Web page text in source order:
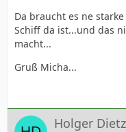
Da braucht es ne
Schiff da ist...und das
macht...
Gruß Micha...
Holger Dietz